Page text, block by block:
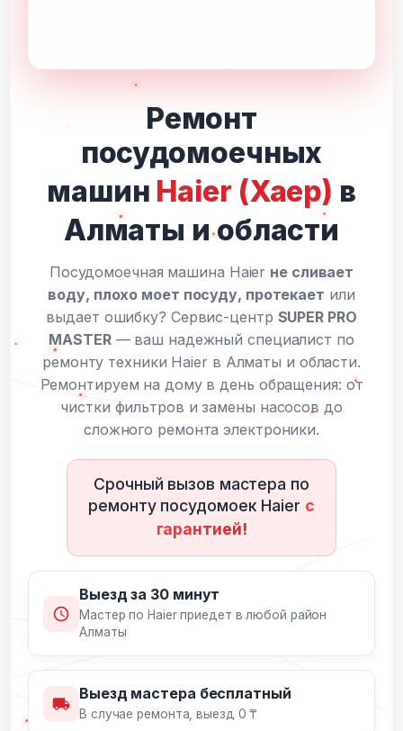
Ремонт
посудомоечных
машин Haier (Хаер) в
Алматы и области
Посудомоечная машина Haier не сливает
воду, плохо моет посуду, протекает или
выдает ошибку? Сервис-центр SUPER PRO
MASTER— ваш надежный специалист по
ремонту техники Haier в Алматы и области.
Ремонтируем на дому в день обращения: от
чистки фильтров и замены насосов до
сложного ремонта электроники.
Срочный вызов мастера по
ремонту посудомоек Haier с
гарантией!
Выезд за 30 минут
Мастер по Haier приедет в любой район
Алматы
Выезд мастера бесплатный
В случае ремонта, выезд 0 ₸